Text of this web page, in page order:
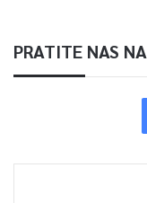
PRATITE NAS NA